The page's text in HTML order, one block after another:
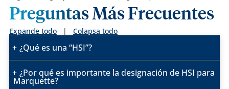
Preguntas Más Frecuentes
Expande todo| Colapsa todo
¿Qué es una “HSI”?
¿Por qué es importante la designación de HSI para
Marquette?